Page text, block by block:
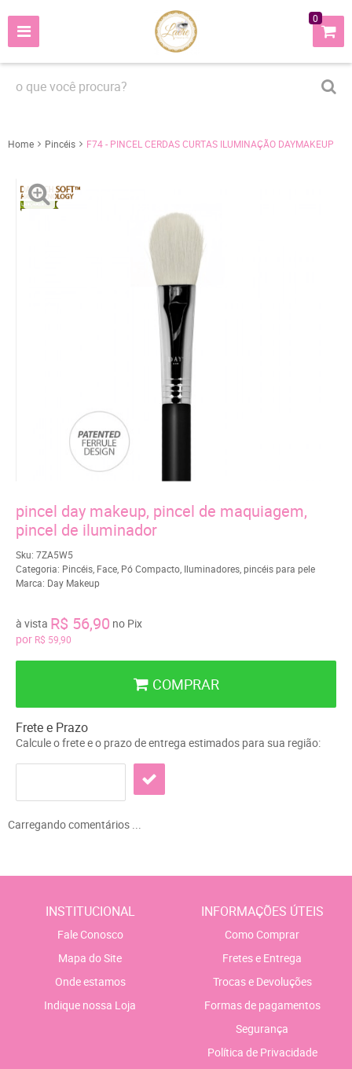
0
Home Pincéis F74 - PINCEL CERDAS CURTAS ILUMINAÇÃO DAYMAKEUP
pincel day makeup, pincel de maquiagem,
pincel de iluminador
Sku: 7ZA5W5
Categoria: Pincéis Face Pó Compacto Iluminadores pincéis para pele
Marca: Day Makeup
por R$ 59,90
à vista R$ 56,90 no Pix
COMPRAR
Frete e Prazo
Calcule o frete e o prazo de entrega estimados para sua região:
Carregando comentários ...
INSTITUCIONAL
Fale Conosco
Mapa do Site
Onde estamos
Indique nossa Loja
INFORMAÇÕES ÚTEIS
Como Comprar
Fretes e Entrega
Trocas e Devoluções
Formas de pagamentos
Segurança
Política de Privacidade